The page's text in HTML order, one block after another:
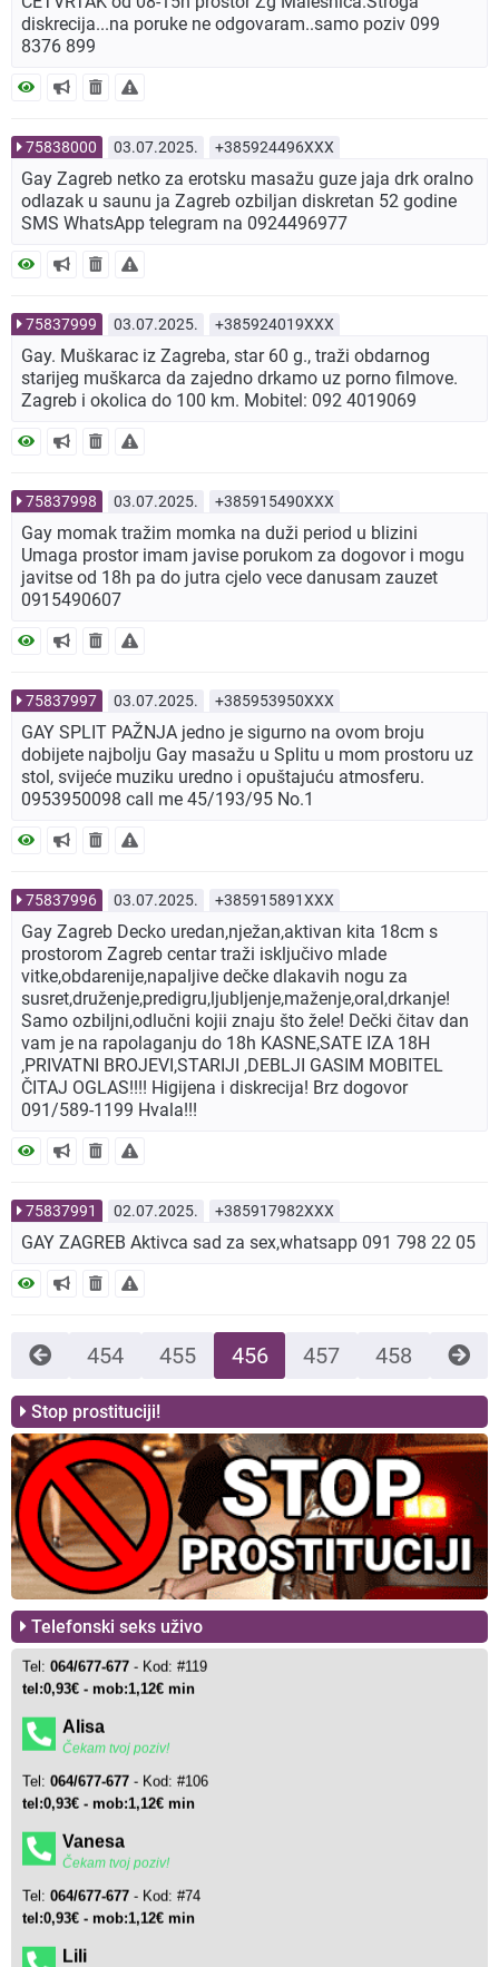
diskrecija...na poruke ne odgovaram..samo poziv 099
8376 899
75838000 03.07.2025. +385924496XXX
Gay Zagreb netko za erotsku masažu guze jaja drk oralno
odlazak u saunu ja Zagreb ozbiljan diskretan 52 godine
SMS WhatsApp telegram na 0924496977
75837999 03.07.2025. +385924019XXX
Gay. Muškarac iz Zagreba, star 60 g., traži obdarnog
starijeg muškarca da zajedno drkamo uz porno filmove.
Zagreb i okolica do 100 km. Mobitel: 092 4019069
75837998 03.07.2025. +385915490XXX
Gay momak tražim momka na duži period u blizini
Umaga prostor imam javise porukom za dogovor i mogu
javitse od 18h pa do jutra cjelo vece danusam zauzet
0915490607
75837997 03.07.2025. +385953950XXX
GAY SPLIT PAŽNJA jedno je sigurno na ovom broju
dobijete najbolju Gay masažu u Splitu u mom prostoru uz
stol, svijeće muziku uredno i opuštajuću atmosferu.
0953950098 call me 45/193/95 No.1
75837996 03.07.2025. +385915891XXX
Gay Zagreb Decko uredan,nježan,aktivan kita 18cm s
prostorom Zagreb centar traži isključivo mlade
vitke,obdarenije,napaljive dečke dlakavih nogu za
susret,druženje,predigru,ljubljenje,maženje,oral,drkanje!
Samo ozbiljni,odlučni kojii znaju što žele! Dečki čitav dan
vam je na rapolaganju do 18h KASNE,SATE IZA 18H
,PRIVATNI BROJEVI,STARIJI ,DEBLJI GASIM MOBITEL
ČITAJ OGLAS!!!! Higijena i diskrecija! Brz dogovor
091/589-1199 Hvala!!!
75837991 02.07.2025. +385917982XXX
GAY ZAGREB Aktivca sad za sex,whatsapp 091 798 22 05
454 455 456 457 458
Stop prostituciji!
Telefonski seks uživo